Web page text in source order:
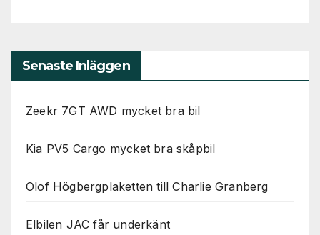
Senaste Inläggen
Zeekr 7GT AWD mycket bra bil
Kia PV5 Cargo mycket bra skåpbil
Olof Högbergplaketten till Charlie Granberg
Elbilen JAC får underkänt